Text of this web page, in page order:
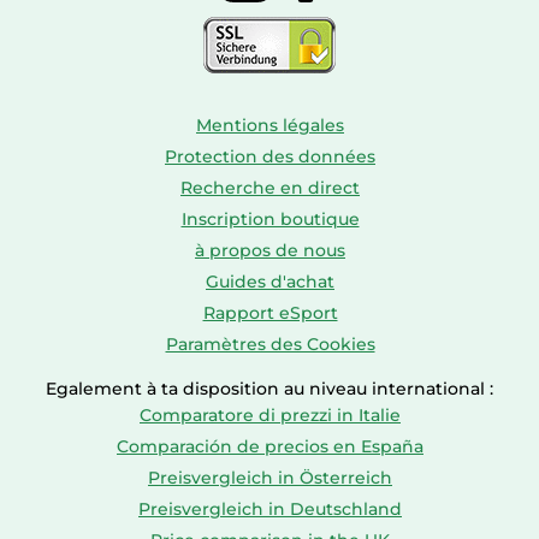
Mentions légales
Protection des données
Recherche en direct
Inscription boutique
à propos de nous
Guides d'achat
Rapport eSport
Paramètres des Cookies
Egalement à ta disposition au niveau international :
Comparatore di prezzi in Italie
Comparación de precios en España
Preisvergleich in Österreich
Preisvergleich in Deutschland